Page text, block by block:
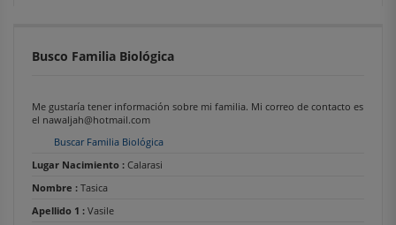
Busco Familia Biológica
Me gustaría tener información sobre mi familia. Mi correo de contacto es
el nawaljah@hotmail.com
Buscar Familia Biológica
Lugar Nacimiento : Calarasi
Nombre : Tasica
Apellido 1 : Vasile